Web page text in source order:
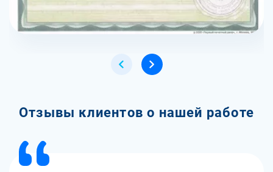
Отзывы клиентов о нашей работе